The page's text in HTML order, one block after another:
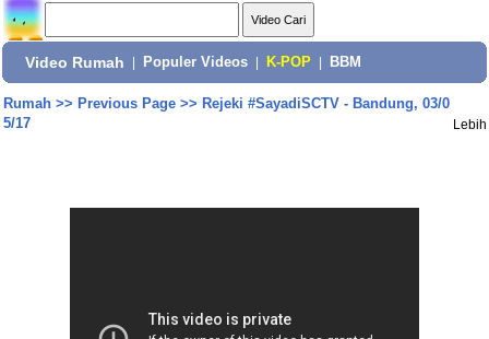
Video Rumah Populer Videos K-POP BBM
Rumah>> Previous Page>> Rejeki #SayadiSCTV - Bandung, 03/0
5/17
Lebih